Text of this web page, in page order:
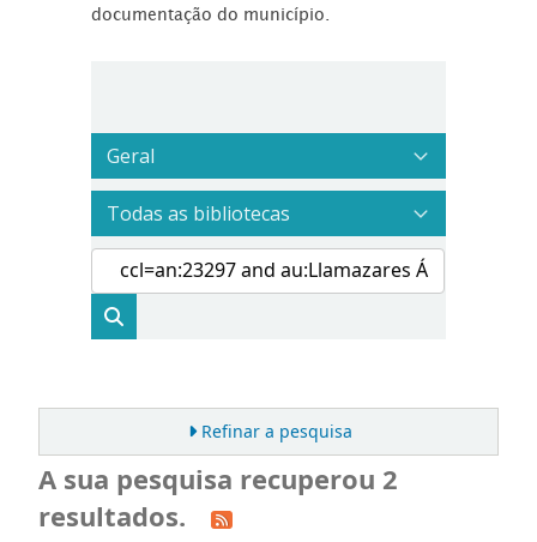
documentação do município.
Refinar a pesquisa
A sua pesquisa recuperou 2
resultados.